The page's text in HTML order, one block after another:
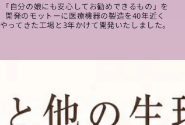
「自分の娘にも安心してお勧めできるもの」を
開発のモットーに医療機器の製造を40年近く
やってきた工場と3年かけて開発いたしました。